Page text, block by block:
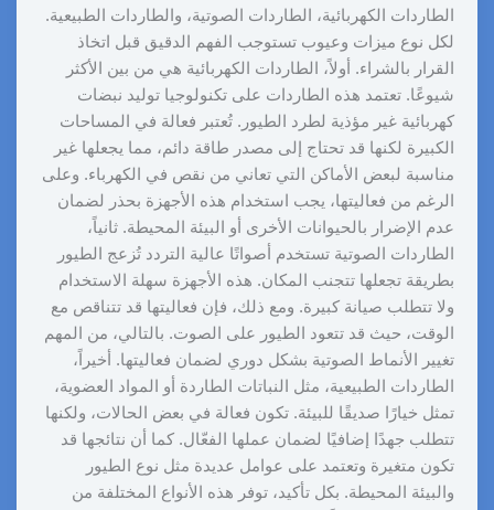
الطاردات الكهربائية، الطاردات الصوتية، والطاردات الطبيعية.
لكل نوع ميزات وعيوب تستوجب الفهم الدقيق قبل اتخاذ
القرار بالشراء. أولاً، الطاردات الكهربائية هي من بين الأكثر
شيوعًا. تعتمد هذه الطاردات على تكنولوجيا توليد نبضات
كهربائية غير مؤذية لطرد الطيور. تُعتبر فعالة في المساحات
الكبيرة لكنها قد تحتاج إلى مصدر طاقة دائم، مما يجعلها غير
مناسبة لبعض الأماكن التي تعاني من نقص في الكهرباء. وعلى
الرغم من فعاليتها، يجب استخدام هذه الأجهزة بحذر لضمان
عدم الإضرار بالحيوانات الأخرى أو البيئة المحيطة. ثانياً،
الطاردات الصوتية تستخدم أصواتًا عالية التردد تُزعج الطيور
بطريقة تجعلها تتجنب المكان. هذه الأجهزة سهلة الاستخدام
ولا تتطلب صيانة كبيرة. ومع ذلك، فإن فعاليتها قد تتناقص مع
الوقت، حيث قد تتعود الطيور على الصوت. بالتالي، من المهم
تغيير الأنماط الصوتية بشكل دوري لضمان فعاليتها. أخيراً،
الطاردات الطبيعية، مثل النباتات الطاردة أو المواد العضوية،
تمثل خيارًا صديقًا للبيئة. تكون فعالة في بعض الحالات، ولكنها
تتطلب جهدًا إضافيًا لضمان عملها الفعّال. كما أن نتائجها قد
تكون متغيرة وتعتمد على عوامل عديدة مثل نوع الطيور
والبيئة المحيطة. بكل تأكيد، توفر هذه الأنواع المختلفة من